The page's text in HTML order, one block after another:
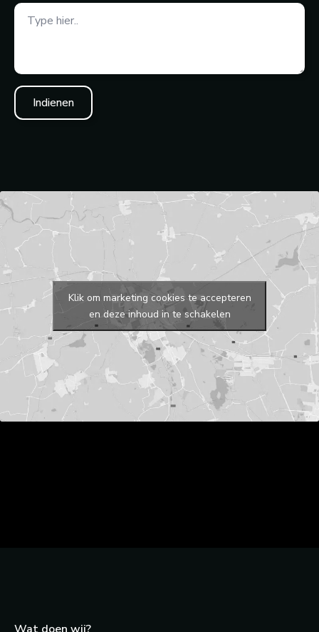
Indienen
Klik om marketing cookies te accepteren
en deze inhoud in te schakelen
Wat doen wij?